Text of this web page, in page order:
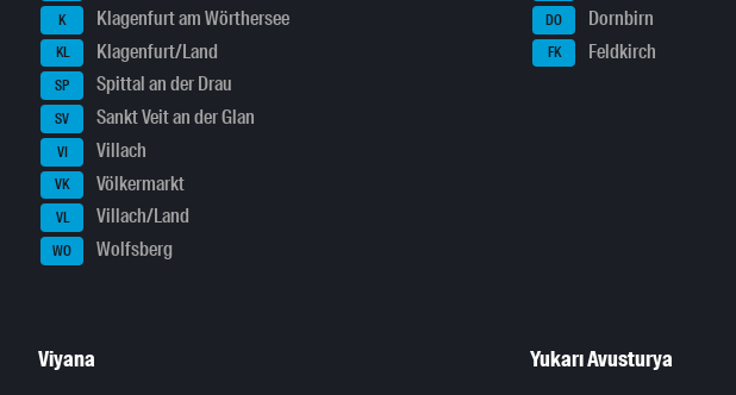
K Klagenfurt am Wörthersee
KL Klagenfurt/Land
SP Spittal an der Drau
SV Sankt Veit an der Glan
VI Villach
VK Völkermarkt
VL Villach/Land
WO Wolfsberg
DO Dornbirn
FK Feldkirch
Viyana Yukarı Avusturya